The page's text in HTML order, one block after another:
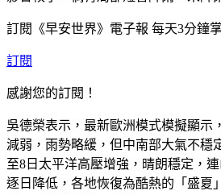
訂閱《早安世界》電子報 每天3分鐘
訂閱
感謝您的訂閱！
吳德榮表示，最新歐洲模式模擬顯示
減弱，雨勢略緩，但中南部大氣不穩
至8日太平洋高壓增強，晴朗穩定，
逐日降低，各地恢復為酷熱的「盛夏